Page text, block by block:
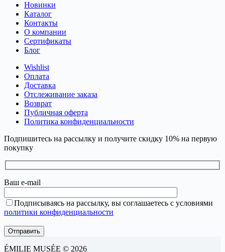
Новинки
Каталог
Контакты
О компании
Сертификаты
Блог
Wishlist
Оплата
Доставка
Отслеживание заказа
Возврат
Публичная оферта
Политика конфиденциальности
Подпишитесь на рассылку и получите скидку 10% на первую
покупку
Ваш e-mail
Подписываясь на рассылку, вы соглашаетесь с условиями
политики конфиденциальности
ÉMILIE MUSÉE © 2026